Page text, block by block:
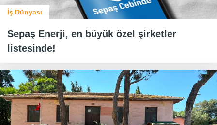
İş Dünyası
Sepaş Enerji, en büyük özel şirketler
listesinde!